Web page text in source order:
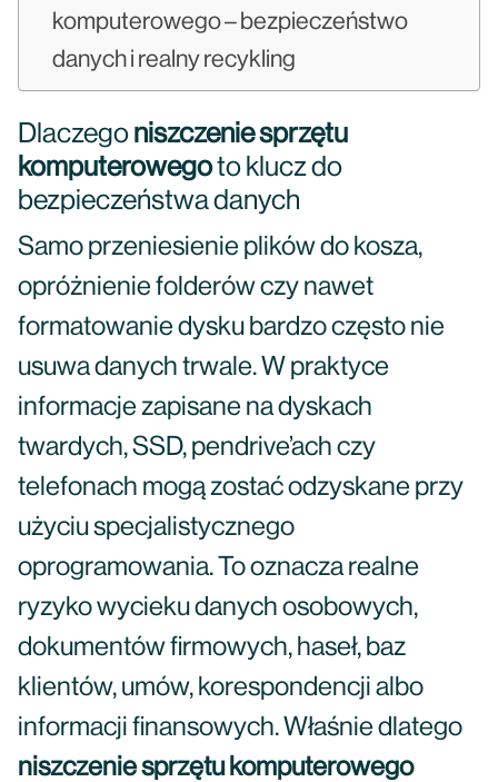
komputerowego – bezpieczeństwo
danych i realny recykling
Dlaczego niszczenie sprzętu
komputerowegoto klucz do
bezpieczeństwa danych
Samo przeniesienie plików do kosza,
opróżnienie folderów czy nawet
formatowanie dysku bardzo często nie
usuwa danych trwale. W praktyce
informacje zapisane na dyskach
twardych, SSD, pendrive’ach czy
telefonach mogą zostać odzyskane przy
użyciu specjalistycznego
oprogramowania. To oznacza realne
ryzyko wycieku danych osobowych,
dokumentów firmowych, haseł, baz
klientów, umów, korespondencji albo
informacji finansowych. Właśnie dlatego
niszczenie sprzętu komputerowego